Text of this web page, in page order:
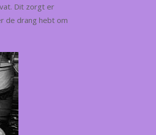
Dit zorgt er
de drang hebt om